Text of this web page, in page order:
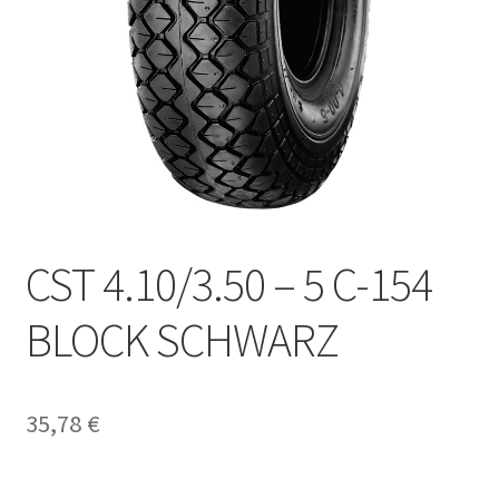
CST 4.10/3.50 – 5 C-154
BLOCK SCHWARZ
35,78 €